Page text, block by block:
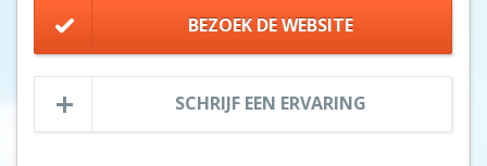
BEZOEK DE WEBSITE
SCHRIJF EEN ERVARING